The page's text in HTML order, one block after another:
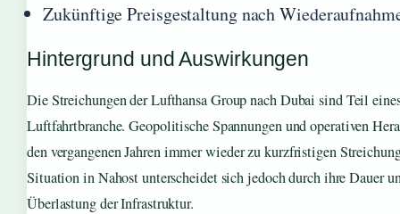
Zukünftige Preisgestaltung nach
Hintergrund und Auswirkungen
Die Streichungen der Lufthansa Group nach Dubai sind Teil
Luftfahrtbranche. Geopolitische Spannungen und operativen
den vergangenen Jahren immer wieder zu kurzfristigen
Situation in Nahost unterscheidet sich jedoch durch ihre Dauer
Überlastung der Infrastruktur.